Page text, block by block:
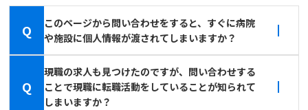
Q
このページから問い合わせをすると、すぐに病院
や施設に個人情報が渡されてしまいますか？
Q
現職の求人も見つけたのですが、問い合わせする
ことで現職に転職活動をしていることが知られて
しまいますか？